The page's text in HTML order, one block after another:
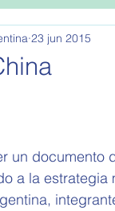
23 jun 2015
un documento
a la